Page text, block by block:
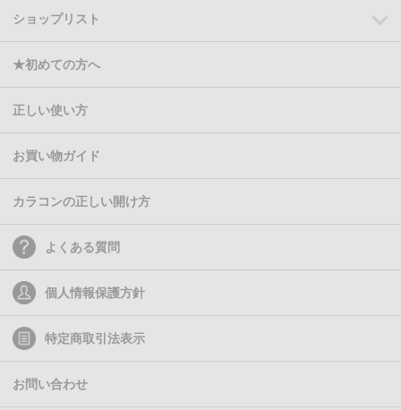
ショップリスト
★初めての方へ
正しい使い方
お買い物ガイド
カラコンの正しい開け方
よくある質問
個人情報保護方針
特定商取引法表示
お問い合わせ